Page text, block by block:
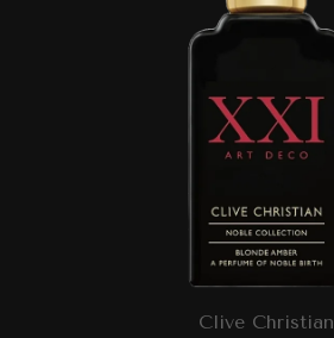
Clive Christian